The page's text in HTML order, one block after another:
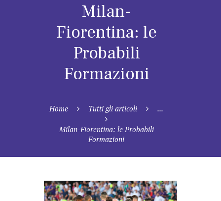
Milan-
Fiorentina: le
Probabili
Formazioni
Home Tutti gli articoli ...
Milan-Fiorentina: le Probabili
Formazioni